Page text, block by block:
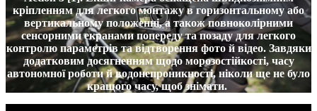
кріпленням для легкого монтажу в горизонтальному або
вертикальному положенні, а також повноколірними
сенсорними екранами попереду та позаду для легкого
контролю параметрів та відтворення фото й відео. Завдяки
додатковим досягненням щодо морозостійкості, часу
автономної роботи й водонепроникності, ніколи ще не було
кращого часу, щоб знімати.